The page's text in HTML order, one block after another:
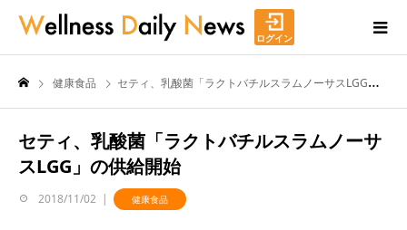
ログイン
健康食品 セティ、乳酸菌「ラクトバチルスラムノーサスLGG」の供給開始
セティ、乳酸菌「ラクトバチルスラムノーサ
スLGG」の供給開始
2018/11/02 健康食品